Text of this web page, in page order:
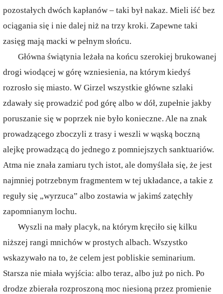
pozostałych dwóch kapłanów – taki był nakaz. Mieli iść bez
ociągania się i nie dalej niż na trzy kroki. Zapewne taki
zasięg mają macki w pełnym słońcu.
Główna świątynia leżała na końcu szerokiej brukowanej
drogi wiodącej w górę wzniesienia, na którym kiedyś
rozrosło się miasto. W Girzel wszystkie główne szlaki
zdawały się prowadzić pod górę albo w dół, zupełnie jakby
poruszanie się w poprzek nie było konieczne. Ale na znak
prowadzącego zboczyli z trasy i weszli w wąską boczną
alejkę prowadzącą do jednego z pomniejszych sanktuariów.
Atma nie znała zamiaru tych istot, ale domyślała się, że jest
najmniej potrzebnym fragmentem w tej układance, a takie z
reguły się „wyrzuca” albo zostawia w jakimś zatęchły
zapomnianym lochu.
Wyszli na mały placyk, na którym kręciło się kilku
niższej rangi mnichów w prostych albach. Wszystko
wskazywało na to, że celem jest pobliskie seminarium.
Starsza nie miała wyjścia: albo teraz, albo już po nich. Po
drodze zbierała rozproszoną moc niesioną przez promienie